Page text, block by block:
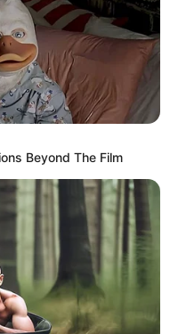
Beyond The Film